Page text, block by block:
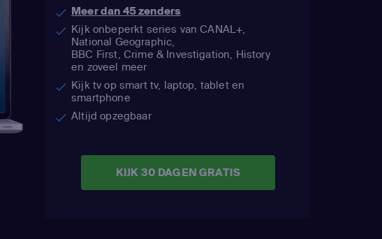
Meer dan 45 zenders
Kijk onbeperkt series van CANAL+,
National Geographic,
BBC First, Crime & Investigation, History
en zoveel meer
Kijk tv op smart tv, laptop, tablet en
smartphone
Altijd opzegbaar
KIJK 30 DAGEN GRATIS